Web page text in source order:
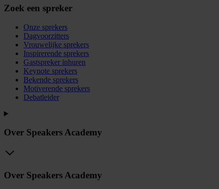
Zoek een spreker
Onze sprekers
Dagvoorzitters
Vrouwelijke sprekers
Inspirerende sprekers
Gastspreker inhuren
Keynote sprekers
Bekende sprekers
Motiverende sprekers
Debatleider
Over Speakers Academy
Over Speakers Academy